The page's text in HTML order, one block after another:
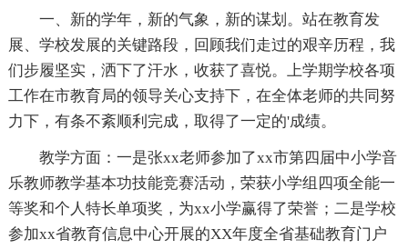
一、新的学年，新的气象，新的谋划。站在教育发
展、学校发展的关键路段，回顾我们走过的艰辛历程，我
们步履坚实，洒下了汗水，收获了喜悦。上学期学校各项
工作在市教育局的领导关心支持下，在全体老师的共同努
力下，有条不紊顺利完成，取得了一定的'成绩。
教学方面：一是张xx老师参加了xx市第四届中小学音
乐教师教学基本功技能竞赛活动，荣获小学组四项全能一
等奖和个人特长单项奖，为xx小学赢得了荣誉；二是学校
参加xx省教育信息中心开展的XX年度全省基础教育门户